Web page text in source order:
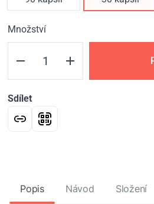
Množství
Sdílet
Popis Návod Složení